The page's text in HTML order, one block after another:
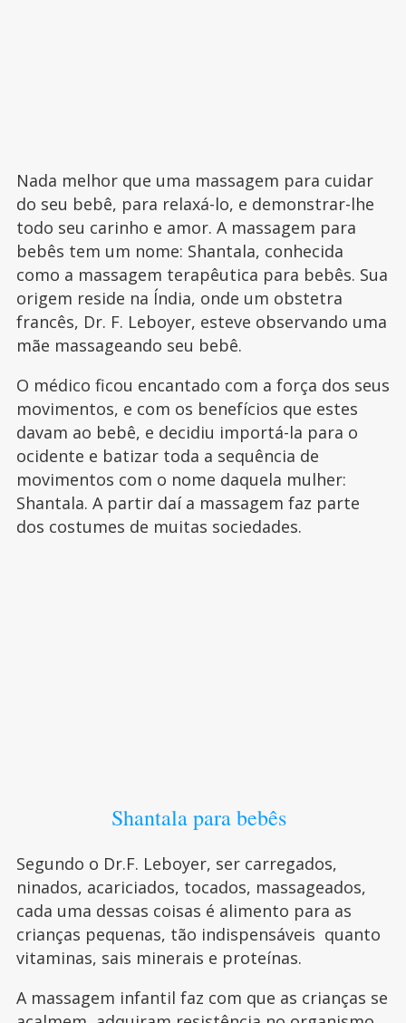
Nada melhor que uma massagem para cuidar
do seu bebê, para relaxá-lo, e demonstrar-lhe
todo seu carinho e amor. A massagem para
bebês tem um nome: Shantala, conhecida
como a massagem terapêutica para bebês. Sua
origem reside na Índia, onde um obstetra
francês, Dr. F. Leboyer, esteve observando uma
mãe massageando seu bebê.
O médico ficou encantado com a força dos seus
movimentos, e com os benefícios que estes
davam ao bebê, e decidiu importá-la para o
ocidente e batizar toda a sequência de
movimentos com o nome daquela mulher:
Shantala. A partir daí a massagem faz parte
dos costumes de muitas sociedades.
Shantala para bebês
Segundo o Dr.F. Leboyer, ser carregados,
ninados, acariciados, tocados, massageados,
cada uma dessas coisas é alimento para as
crianças pequenas, tão indispensáveis quanto
vitaminas, sais minerais e proteínas.
A massagem infantil faz com que as crianças se